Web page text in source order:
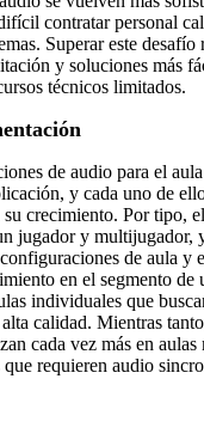
contratar personal
Superar este desafío
y soluciones más
técnicos limitados.
de audio para el
y cada uno de
crecimiento. Por tipo,
jugador y multijugador,
de aula y
en el segmento de
individuales que
calidad. Mientras
cada vez más en aulas
requieren audio